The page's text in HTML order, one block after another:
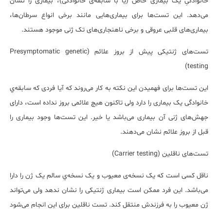
می‌دهد. این تست‌ها برای بیماری‌هایی مانند برخی انواع سرطان‌ها،
بیماری‌های قلبی عروقی و برخی ناهنجاری‌های تک ژنی موجود هستند.
تست‌های ژنتیکی پیش از بروز علائم (Presymptomatic genetic
testing)
این تست‌ها برای فهمیدن این نکته به کار می‌روند که آیا فردی که سابقه‌ي
خانوادگی یک بیماری را دارد ولی تاکنون هیچ علائمی بروز نداده است، دارای
جهش‌های ژنی آن بیماری می‌باشد یا خیر. این تست‌ها وجود بیماری را
قبل از بروز علائم نشان می‌دهند.
تست‌های ناقلین (Carrier testing)
ناقل کسی است که یک نسخه‌ی معیوب و یک نسخه‌ي سالم یک ژن را دارا
می‌باشد. این فرد ممکن است بیماری ژنتیکی را نشان ندهد ولی می‌تواند
ژن معیوب را به فرزندش منتقل کند. تست ناقلین برای این انجام می‌شود